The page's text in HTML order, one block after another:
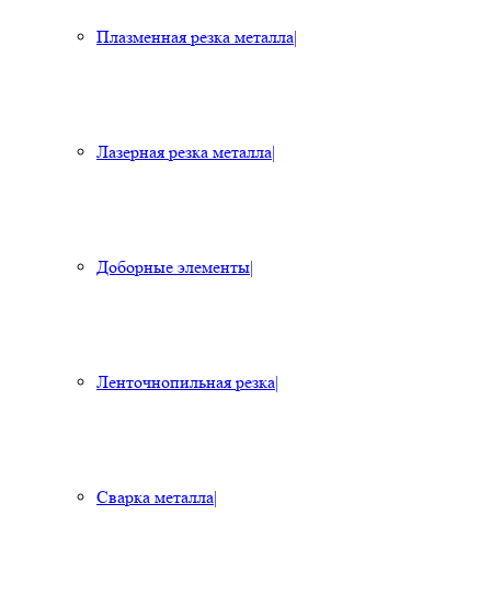
Плазменная резка металла|
Лазерная резка металла|
Доборные элементы|
Ленточнопильная резка|
Сварка металла|